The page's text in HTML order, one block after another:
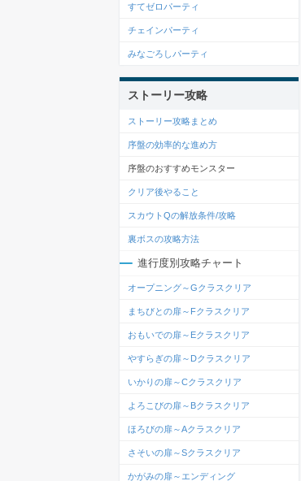
すてゼロパーティ
チェインパーティ
みなごろしパーティ
ストーリー攻略
ストーリー攻略まとめ
序盤の効率的な進め方
序盤のおすすめモンスター
クリア後やること
スカウトQの解放条件/攻略
裏ボスの攻略方法
進行度別攻略チャート
オープニング～Gクラスクリア
まちびとの扉～Fクラスクリア
おもいでの扉～Eクラスクリア
やすらぎの扉～Dクラスクリア
いかりの扉～Cクラスクリア
よろこびの扉～Bクラスクリア
ほろびの扉～Aクラスクリア
さそいの扉～Sクラスクリア
かがみの扉～エンディング